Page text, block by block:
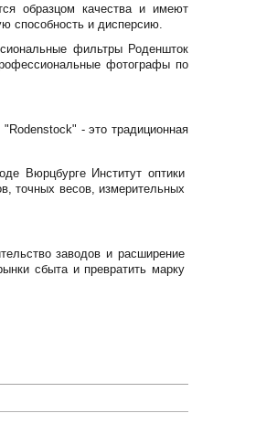
образцом качества и имеют
способность и дисперсию.
фильтры Роденшток
фотографы по
- это традиционная
Вюрцбурге Институт оптики
точных весов, измерительных
заводов и расширение
сбыта и превратить марку